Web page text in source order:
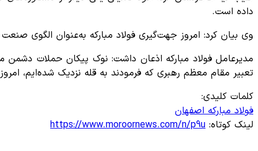
داده است.
وی بیان کرد: امروز جهت‌گیری فولاد مبارکه به‌عنوان الگوی
مدیرعامل فولاد مبارکه اذعان داشت: نوک پیکان حملات
تعبیر مقام معظم رهبری که فرمودند به قله نزدیک شده‌ایم،
کلمات کلیدی:
فولاد مبارکه اصفهان
لینک کوتاه: https://www.moroornews.com/n/p9u